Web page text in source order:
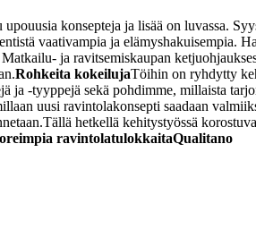
konsepteja ja lisää on luvassa.
vaativampia ja elämyshakuisempia.
ja ravitsemiskaupan
Rohkeita kokeilujaTöihin on ryhdytty
ja -tyyppejä sekä pohdimme, millaista
uusi ravintolakonsepti saadaan
Tällä hetkellä kehitystyössä
ravintolatulokkaitaQualitano